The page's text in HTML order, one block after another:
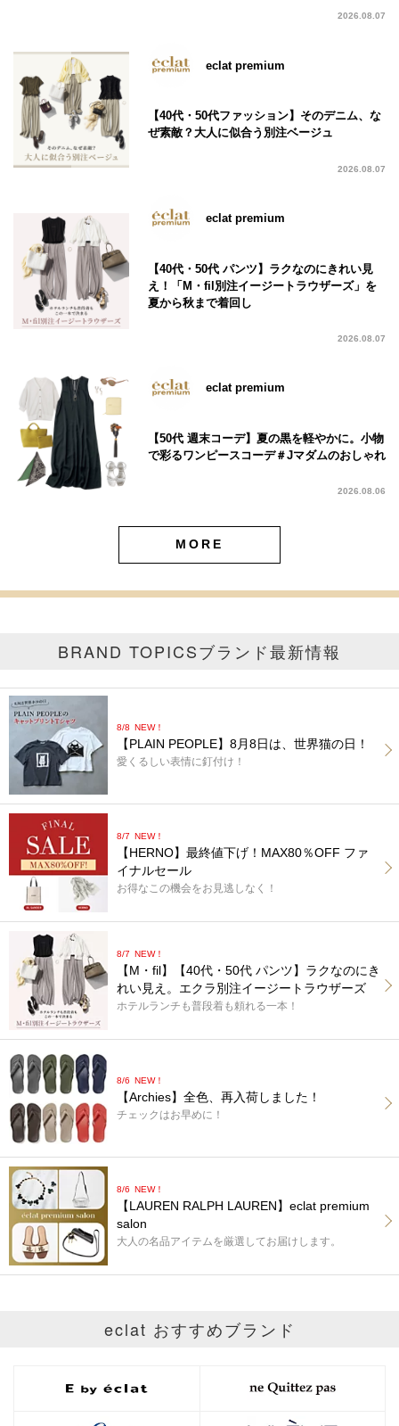
2026.08.07
eclat premium
【40代・50代ファッション】そのデニム、な
ぜ素敵？大人に似合う別注ベージュ
2026.08.07
eclat premium
【40代・50代 パンツ】ラクなのにきれい見
え！「M・fil別注イージートラウザーズ」を
夏から秋まで着回し
2026.08.07
eclat premium
【50代 週末コーデ】夏の黒を軽やかに。小物
で彩るワンピースコーデ＃Jマダムのおしゃれ
2026.08.06
MORE
BRAND TOPICSブランド最新情報
8/8 NEW！
【PLAIN PEOPLE】8月8日は、世界猫の日！
愛くるしい表情に釘付け！
8/7 NEW！
【HERNO】最終値下げ！MAX80％OFF ファ
イナルセール
お得なこの機会をお見逃しなく！
8/7 NEW！
【M・fil】【40代・50代 パンツ】ラクなのにき
れい見え。エクラ別注イージートラウザーズ
ホテルランチも普段着も頼れる一本！
8/6 NEW！
【Archies】全色、再入荷しました！
チェックはお早めに！
8/6 NEW！
【LAUREN RALPH LAUREN】eclat premium
salon
大人の名品アイテムを厳選してお届けします。
eclat おすすめブランド